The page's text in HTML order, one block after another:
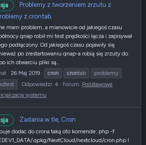
Problemy z tworzeniem zrzutu z
z crontab.
mam problem, a mianowicie od jakiegoś czasu
qnap robił mi test prędkości łącza i zapisywał
podłączony. Od jakiegoś czasu pojawiły się
po zrestartowaniu qnap-a robią się zrzuty do
ich otwarciu pliki są...
26 Maj 2019 cron crontab
problemy
Odpowiedzi: 4 Forum: Podstawowe
systemu
Zadania w tle, Cron
dodac do crona taką oto komende: php -f
.qpkg/NextCloud/nextcloud/cron.php I